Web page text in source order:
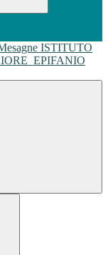
ISTITUTO
EPIFANIO